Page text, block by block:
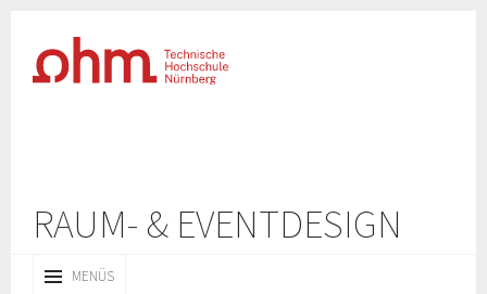
RAUM- & EVENTDESIGN
MENÜS
INHALT